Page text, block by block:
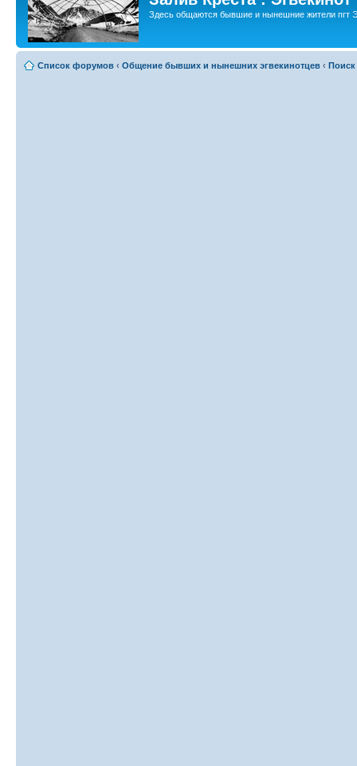
Здесь общаются бывшие и нынешние жители пгт
Список форумов ‹ Общение бывших и нынешних эгвекинотцев ‹ Поиск